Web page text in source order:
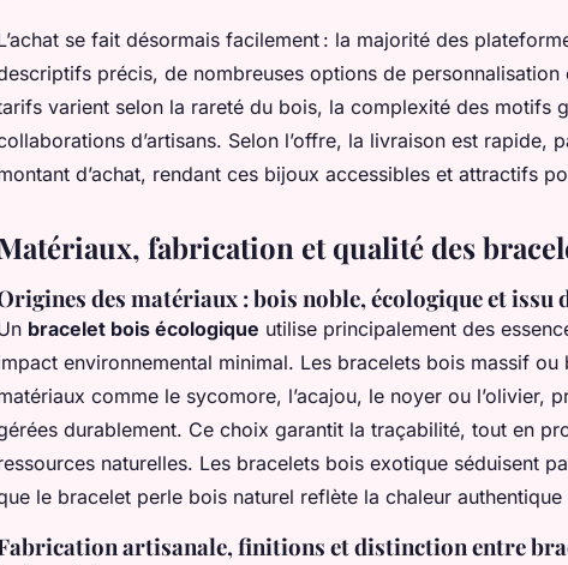
se fait désormais facilement : la majorité des
précis, de nombreuses options de personnalisation
varient selon la rareté du bois, la complexité des motifs
d’artisans. Selon l’offre, la livraison est rapide,
d’achat, rendant ces bijoux accessibles et attractifs
fabrication et qualité des
des matériaux : bois noble, écologique et issu
bracelet bois écologique utilise principalement des
environnemental minimal. Les bracelets bois massif
comme le sycomore, l’acajou, le noyer ou l’olivier,
durablement. Ce choix garantit la traçabilité, tout en
naturelles. Les bracelets bois exotique séduisent
le bracelet perle bois naturel reflète la chaleur
artisanale, finitions et distinction entre